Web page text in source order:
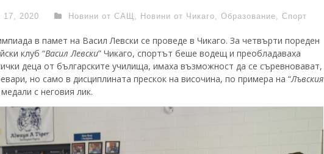
17, 2020 Новини от САЩ, Новини от Чикаго, Образование, Спорт
в памет на Васил Левски се проведе в Чикаго. За четвърти пореден
клуб “Васил Левски” Чикаго, спортът беше водещ и преобладаваха
деца от българските училища, имаха възможност да се съревновават,
но само в дисциплината прескок на височина, по примера на “Лъвския
с неговия лик.